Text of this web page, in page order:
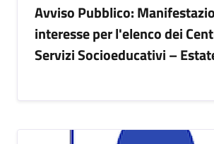
Avviso Pubblico:
interesse per l'elenco dei
Servizi Socioeducativi –